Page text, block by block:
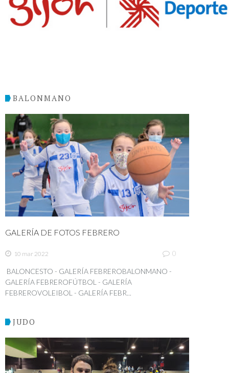
BALONMANO
GALERÍA DE FOTOS FEBRERO
10 mar 2022 0
BALONCESTO - GALERÍA FEBREROBALONMANO -
GALERÍA FEBREROFÚTBOL - GALERÍA
FEBREROVOLEIBOL - GALERÍA FEBR...
JUDO